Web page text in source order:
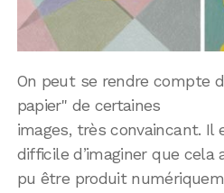
On peut se rendre compte
papier" de certaines
images, très convaincant. Il
difficile d’imaginer que cela
pu être produit